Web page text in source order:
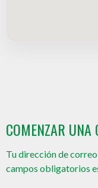
COMENZAR UNA
Tu dirección de
campos obligatorios